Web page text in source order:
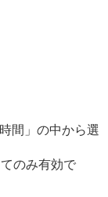
間」の中から選
のみ有効で